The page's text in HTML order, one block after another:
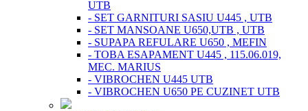
UTB
- SET GARNITURI SASIU U445 , UTB
- SET MANSOANE U650,UTB , UTB
- SUPAPA REFULARE U650 , MEFIN
- TOBA ESAPAMENT U445 , 115.06.019,
MEC. MARIUS
- VIBROCHEN U445 UTB
- VIBROCHEN U650 PE CUZINET UTB